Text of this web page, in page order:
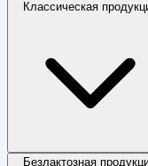
Классическая
Безлактозная